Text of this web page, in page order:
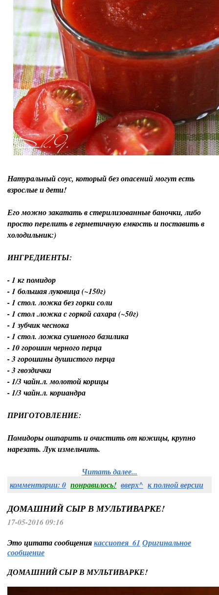
Натуральный соус, который без опасений могут есть
взрослые и дети!
Его можно закатать в стерилизованные баночки, либо
просто перелить в герметичную емкость и поставить в
холодильник:)
ИНГРЕДИЕНТЫ:
- 1 кг помидор
- 1 большая луковица (~150г)
- 1 стол. ложка без горки соли
- 1 стол .ложка с горкой сахара (~50г)
- 1 зубчик чеснока
- 1 стол. ложка сушеного базилика
- 10 горошин черного перца
- 3 горошины душистого перца
- 3 гвоздички
- 1/3 чайн.л. молотой корицы
- 1/3 чайн.л. кориандра
ПРИГОТОВЛЕНИЕ:
Помидоры ошпарить и очистить от кожицы, крупно
нарезать. Лук измельчить.
Читать далее...
комментарии: 0 понравилось! вверх^ к полной версии
ДОМАШНИЙ СЫР В МУЛЬТИВАРКЕ!
17-05-2016 09:16
Это цитата сообщениякассиопея_61 Оригинальное
сообщение
ДОМАШНИЙ СЫР В МУЛЬТИВАРКЕ!